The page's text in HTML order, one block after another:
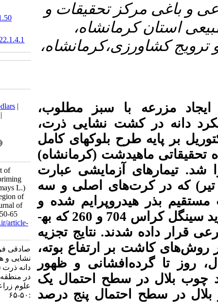
تحقیقات و
سبز مطلوب،
نشایی ذرت،
بلوک­های کامل
(کرمانشاه)
آزمایشی عبارت
که در کرت‌های اصلی و سه
شده و
بدون هیدروپرایم) و دو رقم هیبرید سینگل کراس 704 و 260 که به­
نتایج تجزیه
ارتفاع بوته،
و ظهور
احتمال یک
پنج درصد
‎ 10.29252/abj.22.1.50
20.1001.1.15625540.1399.22.1.4.1
BibTeX
RIS EndNote | Medlars|
Reference Manager|
Send citation to:
Mendeley
Zotero
Sadeghi F, Mahrokh A. Effect of
transplanting and seed hydropriming
on grain yield of maize (Zea mays L.)
as second crop in temperate region of
Kermanshah, Iran. Iranian Journal of
Crop Sciences. 2020; 22 (1) :50-65
URL:http://agrobreedjournal.ir/article-
1-981-fa.html
صادقی فرهاد، ماهرخ علی. اثر کشت
نشایی و هیدروپرایمینگ بذر بر عملکرد
دانه ذرت (.Zea mays L) در کشت دوم
در منطقه معتدل کرمانشاه. نشریه
علوم زراعی ایران. ۱۳۹۹; ۲۲ (۱)
:۵۰-۶۵